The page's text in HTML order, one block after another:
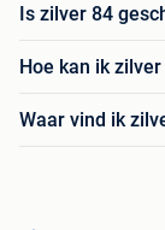
Is zilver 84
Hoe kan ik
Waar vind ik